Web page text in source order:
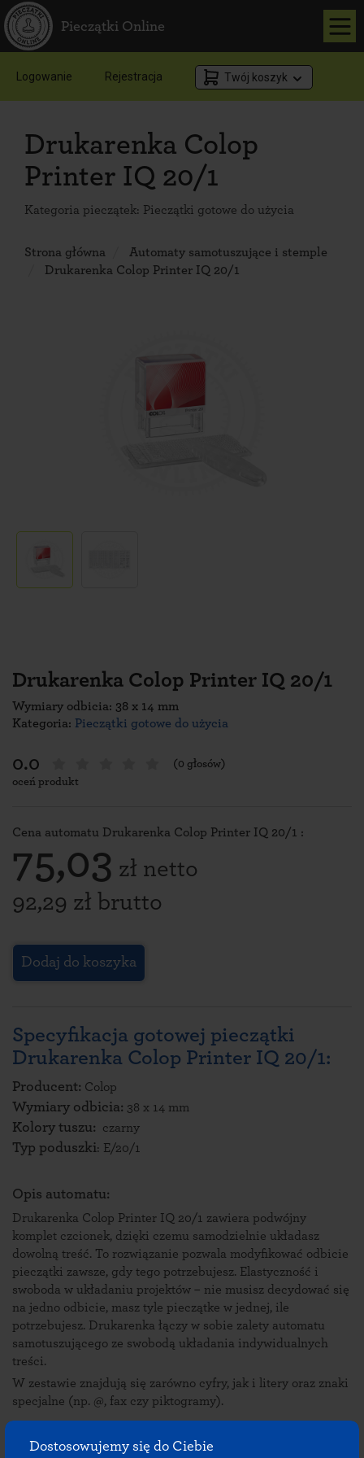
Dostosowujemy się do Ciebie
Pieczątki Online
Logowanie Rejestracja Twój koszyk
Drukarenka Colop
Printer IQ 20/1
Kategoria pieczątek: Pieczątki gotowe do użycia
Strona główna
Automaty samotuszujące i stemple
Drukarenka Colop Printer IQ 20/1
Drukarenka Colop Printer IQ 20/1
Wymiary odbicia: 38 x 14 mm
Kategoria: Pieczątki gotowe do użycia
0.0
(0 głosów)
oceń produkt
Cena automatu Drukarenka Colop Printer IQ 20/1 :
75,03 zł netto
92,29 zł brutto
Dodaj do koszyka
Specyfikacja gotowej pieczątki
Drukarenka Colop Printer IQ 20/1:
Producent: Colop
Wymiary odbicia: 38 x 14 mm
Kolory tuszu: czarny
Typ poduszki: E/20/1
Opis automatu:
Drukarenka Colop Printer IQ 20/1 zawiera podwójny
komplet czcionek, dzięki czemu samodzielnie układasz
dowolną treść. To rozwiązanie pozwala modyfikować odbicie
pieczątki zawsze, gdy tego potrzebujesz. Elastyczność i
swoboda w układaniu projektów – nie musisz decydować się
na jedno odbicie, masz tyle pieczątke w jednej, ile
potrzebujesz. Drukarenka łączy w sobie zalety automatu
samotuszującego ze swobodą układania indywidualnych
treści.
W zestawie znajdują się zarówno cyfry, jak i litery oraz znaki
specjalne (np. @, fax czy piktogramy).
Co znajduje się w zestawie Drukarenka Colop Printer